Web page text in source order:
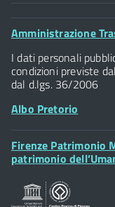
Comune di Firenze
Palazzo Vecchio
Piazza della
P.IVA 01307110484
Posta Elettronica
Footer
Amministrazione
I dati personali
condizioni previste
dal d.lgs. 36/2006
Albo Pretorio
Footer
Widget
Firenze Patrimonio
patrimonio